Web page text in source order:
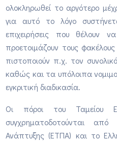
ολοκληρωθεί το αργότερο
για αυτό το λόγο
επιχειρήσεις που
προετοιμάζουν τους
πιστοποιούν π.χ. τον
καθώς και τα υπόλοιπα
εγκριτική διαδικασία.
Οι πόροι του Ταμείου
συγχρηματοδοτούνται
Ανάπτυξης (ΕΤΠΑ) και το